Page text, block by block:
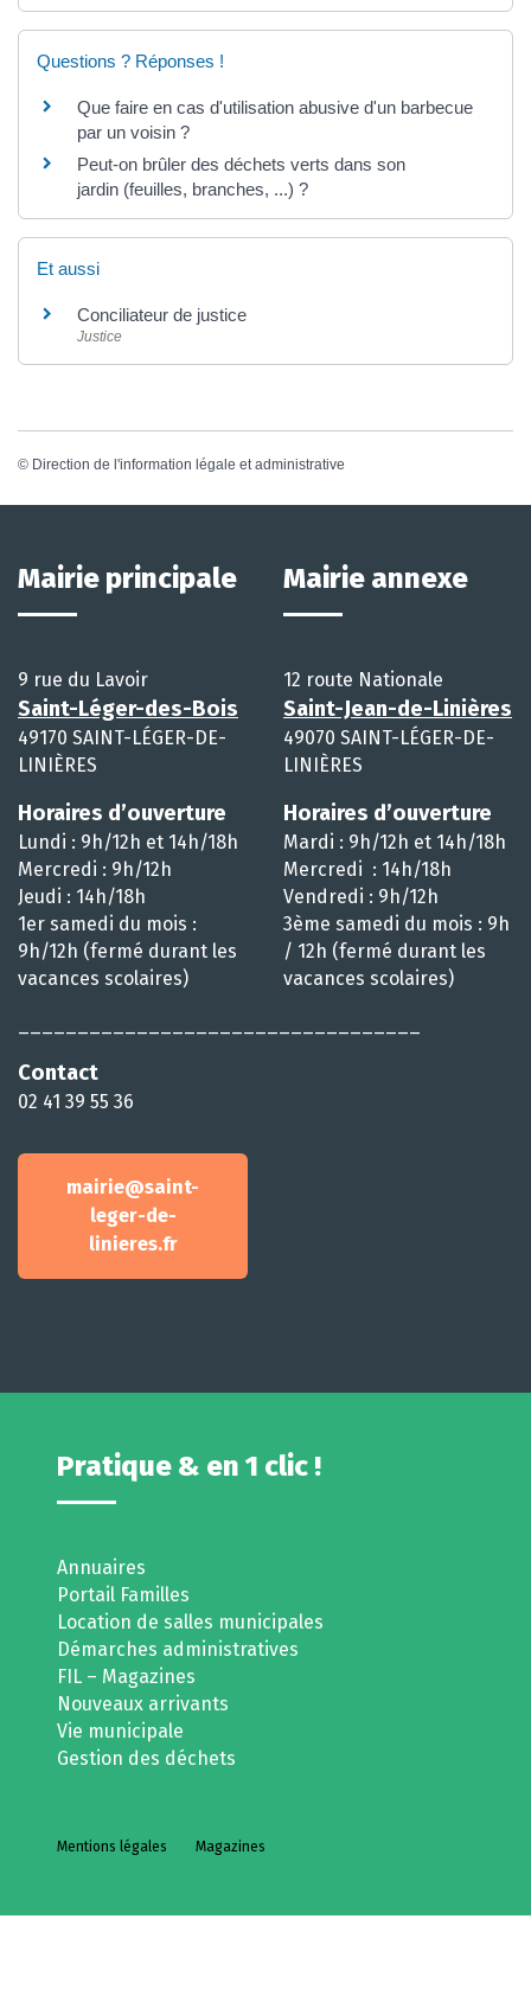
Questions ? Réponses !
Que faire en cas d'utilisation abusive d'un barbecue
par un voisin ?
Peut-on brûler des déchets verts dans son
jardin (feuilles, branches, ...) ?
Et aussi
Conciliateur de justice
Justice
© Direction de l'information légale et administrative
Mairie principale
9 rue du Lavoir
Saint-Léger-des-Bois
49170 SAINT-LÉGER-DE-
LINIÈRES
Horaires d’ouverture
Lundi : 9h/12h et 14h/18h
Mercredi : 9h/12h
Jeudi : 14h/18h
1er samedi du mois :
9h/12h (fermé durant les
vacances scolaires)
Contact
02 41 39 55 36
mairie@saint-
leger-de-
linieres.fr
Mairie annexe
12 route Nationale
Saint-Jean-de-Linières
49070 SAINT-LÉGER-DE-
LINIÈRES
Horaires d’ouverture
Mardi : 9h/12h et 14h/18h
Mercredi : 14h/18h
Vendredi : 9h/12h
3ème samedi du mois : 9h
/ 12h (fermé durant les
vacances scolaires)
Pratique & en 1 clic !
Annuaires
Portail Familles
Location de salles municipales
Démarches administratives
FIL – Magazines
Nouveaux arrivants
Vie municipale
Gestion des déchets
Mentions légales Magazines